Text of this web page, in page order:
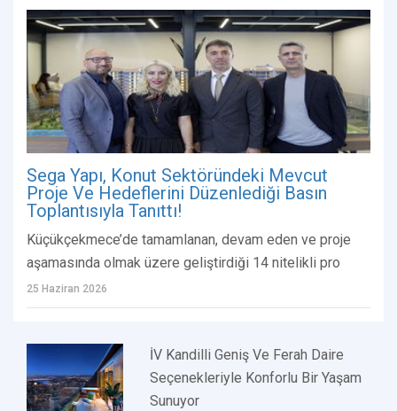
Sega Yapı, Konut Sektöründeki Mevcut
Proje Ve Hedeflerini Düzenlediği Basın
Toplantısıyla Tanıttı!
Küçükçekmece’de tamamlanan, devam eden ve proje
aşamasında olmak üzere geliştirdiği 14 nitelikli pro
25 Haziran 2026
İV Kandilli Geniş Ve Ferah Daire
Seçenekleriyle Konforlu Bir Yaşam
Sunuyor